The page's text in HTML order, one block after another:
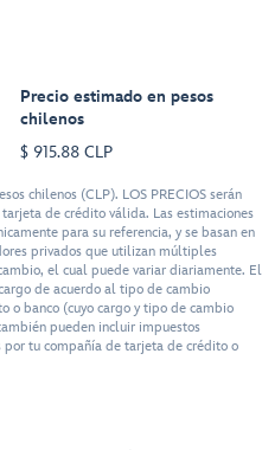
Precio estimado en pesos
chilenos
$ 915.88 CLP
chilenos (CLP). LOS PRECIOS serán
de crédito válida. Las estimaciones
para su referencia, y se basan en
privados que utilizan múltiples
el cual puede variar diariamente. El
de acuerdo al tipo de cambio
o banco (cuyo cargo y tipo de cambio
pueden incluir impuestos
tu compañía de tarjeta de crédito o